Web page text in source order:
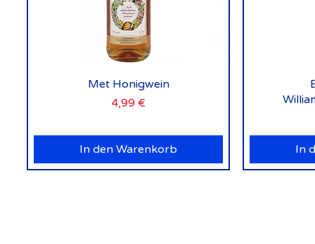
Schnellansicht
Met Honigwein
Preis
4,99 €
In den Warenkorb In